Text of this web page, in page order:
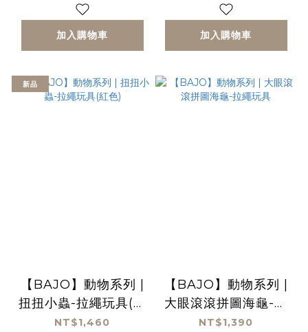
加入購物車 加入購物車
新品
【BAJO】動物系列 |
扭扭小蟲-拉繩玩具(紅
色)
NT$1,460
【BAJO】動物系列 |
大眼滾滾拼圖海龜-拉
繩玩具
NT$1,390